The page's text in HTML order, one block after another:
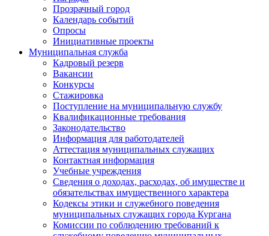
Прозрачный город
Календарь событий
Опросы
Инициативные проекты
Муниципальная служба
Кадровый резерв
Вакансии
Конкурсы
Стажировка
Поступление на муниципальную службу
Квалификационные требования
Законодательство
Информация для работодателей
Аттестация муниципальных служащих
Контактная информация
Учебные учреждения
Сведения о доходах, расходах, об имуществе и
обязательствах имущественного характера
Кодексы этики и служебного поведения
муниципальных служащих города Кургана
Комиссии по соблюдению требований к